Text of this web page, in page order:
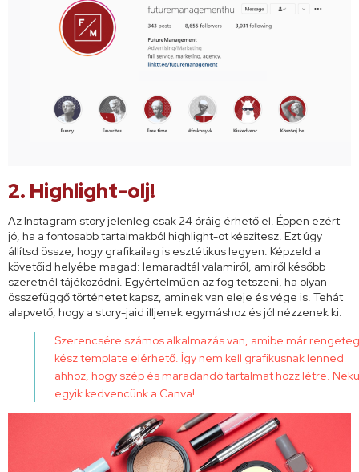
2. Highlight-olj!
Az Instagram story jelenleg csak 24 óráig érhető el. Éppen ezért
jó, ha a fontosabb tartalmakból highlight-ot készítesz. Ezt úgy
állítsd össze, hogy grafikailag is esztétikus legyen. Képzeld a
követőid helyébe magad: lemaradtál valamiről, amiről később
szeretnél tájékozódni. Egyértelműen az fog tetszeni, ha olyan
összefüggő történetet kapsz, aminek van eleje és vége is. Tehát
alapvető, hogy a story-jaid illjenek egymáshoz és jól nézzenek ki.
Szerencsére számos alkalmazás van, amibe már rengeteg
kész template elérhető. Így nem kell grafikusnak lenned
ahhoz, hogy szép és maradandó tartalmat hozz létre.
egyik kedvencünk a Canva!